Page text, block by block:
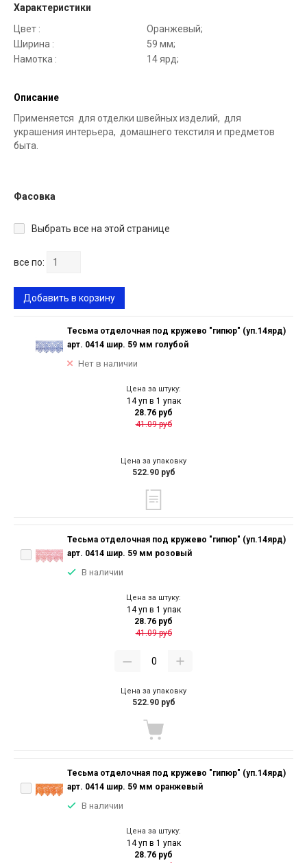
Характеристики
Цвет :
Оранжевый;
Ширина :
59 мм;
Намотка :
14 ярд;
Описание
Применяется для отделки швейных изделий, для
украшения интерьера, домашнего текстиля и предметов
быта.
Фасовка
Выбрать все на этой странице
все по:
Добавить в корзину
Тесьма отделочная под кружево "гипюр" (уп.14ярд)
арт. 0414 шир. 59 мм голубой
Нет в наличии
Цена за штуку:
14 уп в 1 упак
28.76 руб
41.09 руб
Цена за упаковку
522.90 руб
Тесьма отделочная под кружево "гипюр" (уп.14ярд)
арт. 0414 шир. 59 мм розовый
В наличии
Цена за штуку:
14 уп в 1 упак
28.76 руб
41.09 руб
Цена за упаковку
522.90 руб
Тесьма отделочная под кружево "гипюр" (уп.14ярд)
арт. 0414 шир. 59 мм оранжевый
В наличии
Цена за штуку:
14 уп в 1 упак
28.76 руб